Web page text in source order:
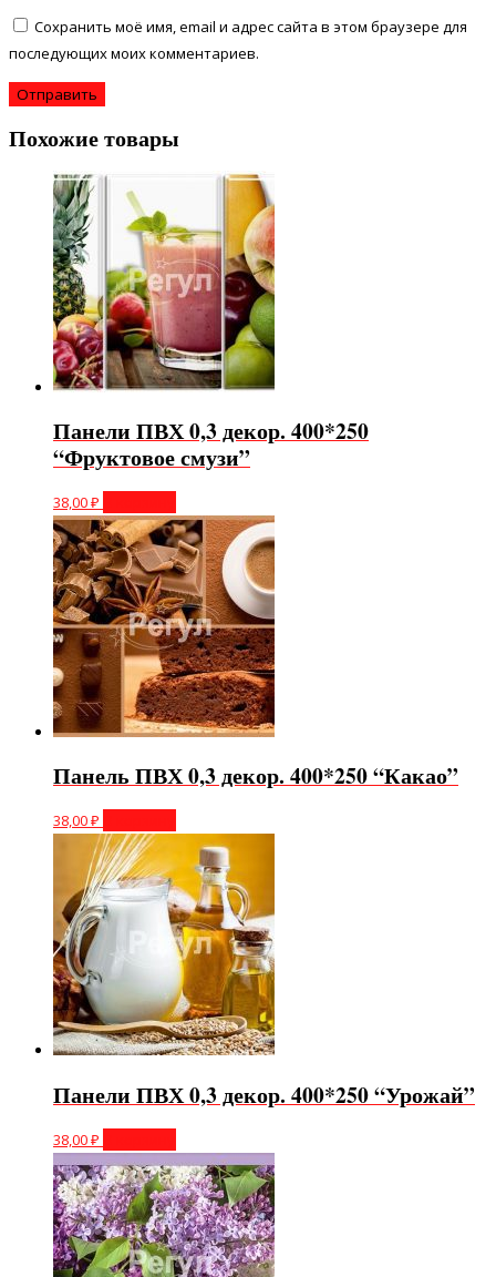
Сохранить моё имя, email и адрес сайта в этом браузере для
последующих моих комментариев.
Похожие товары
Панели ПВХ 0,3 декор. 400*250
“Фруктовое смузи”
38,00₽
Панель ПВХ 0,3 декор. 400*250 “Какао”
38,00₽
Панели ПВХ 0,3 декор. 400*250 “Урожай”
38,00₽